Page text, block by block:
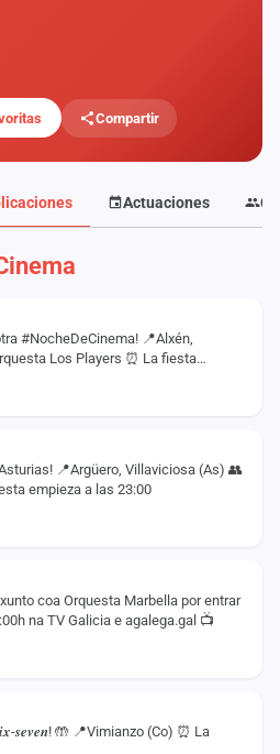
Compartir
Actuaciones
#NocheDeCinema! 📍Alxén,
Los Players ⏰ La fiesta
Asturias! 📍Argüero, Villaviciosa (As) 👥
empieza a las 23:00
coa Orquesta Marbella por entrar
na TV Galicia e agalega.gal 📺
𝒔𝒆𝒗𝒆𝒏! 🤲 📍Vimianzo (Co) ⏰ La